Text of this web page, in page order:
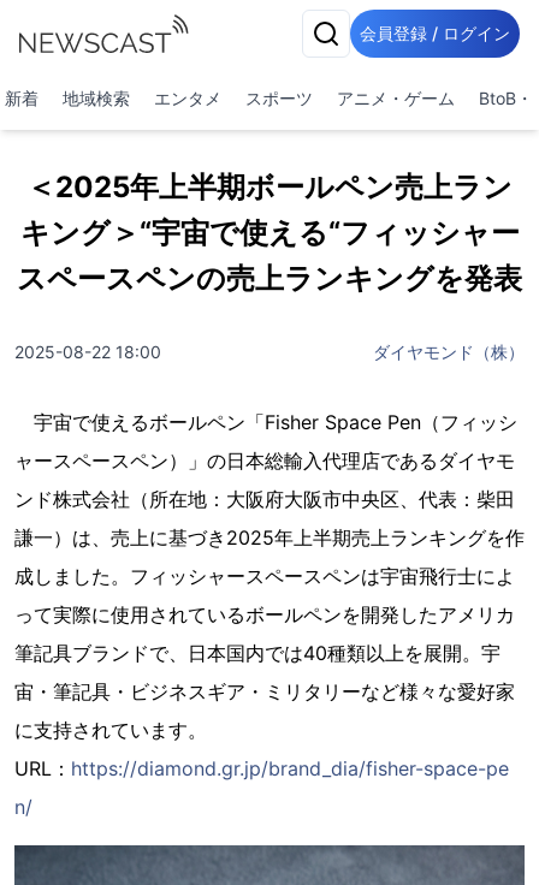
会員登録 / ログイン
新着 地域検索 エンタメ スポーツ アニメ・ゲーム BtoB・
＜2025年上半期ボールペン売上ラン
キング＞“宇宙で使える“フィッシャー
スペースペンの売上ランキングを発表
2025-08-22 18:00 ダイヤモンド（株）
宇宙で使えるボールペン「Fisher Space Pen（フィッシ
ャースペースペン）」の日本総輸入代理店であるダイヤモ
ンド株式会社（所在地：大阪府大阪市中央区、代表：柴田
謙一）は、売上に基づき2025年上半期売上ランキングを作
成しました。フィッシャースペースペンは宇宙飛行士によ
って実際に使用されているボールペンを開発したアメリカ
筆記具ブランドで、日本国内では40種類以上を展開。宇
宙・筆記具・ビジネスギア・ミリタリーなど様々な愛好家
に支持されています。
URL： https://diamond.gr.jp/brand_dia/fisher-space-pe
n/